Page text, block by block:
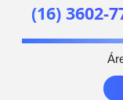
(16) 3602-